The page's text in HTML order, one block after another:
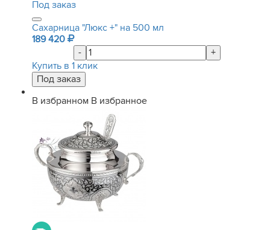
Под заказ
Сахарница "Люкс +" на 500 мл
189 420
-
+
Купить в 1 клик
В избранном В избранное